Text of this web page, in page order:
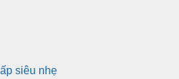
siêu nhẹ